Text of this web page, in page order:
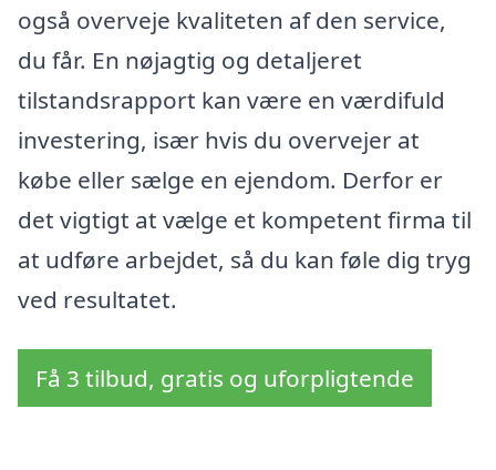
også overveje kvaliteten af den service,
du får. En nøjagtig og detaljeret
tilstandsrapport kan være en værdifuld
investering, især hvis du overvejer at
købe eller sælge en ejendom. Derfor er
det vigtigt at vælge et kompetent firma til
at udføre arbejdet, så du kan føle dig tryg
ved resultatet.
Få 3 tilbud, gratis og uforpligtende